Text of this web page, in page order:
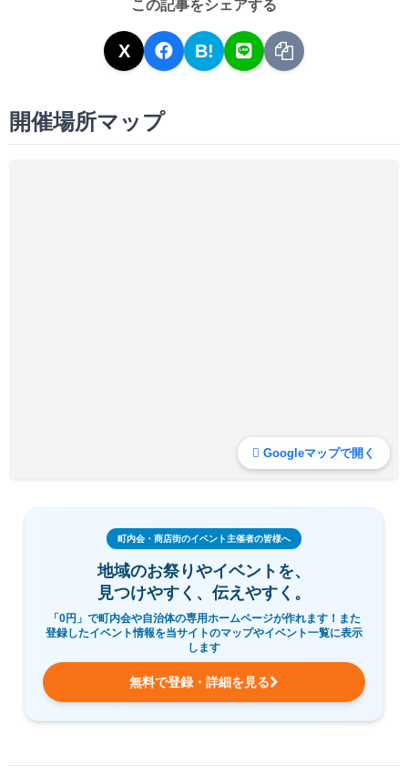
この記事をシェアする
X B!
開催場所マップ
Googleマップで開く
町内会・商店街のイベント主催者の皆様へ
地域のお祭りやイベントを、
見つけやすく、伝えやすく。
「0円」で町内会や自治体の専用ホームページが作れます！また
登録したイベント情報を当サイトのマップやイベント一覧に表示
します
無料で登録・詳細を見る